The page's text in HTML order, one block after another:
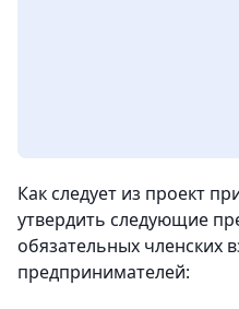
Как следует из проект
утвердить следующие
обязательных членских
предпринимателей: